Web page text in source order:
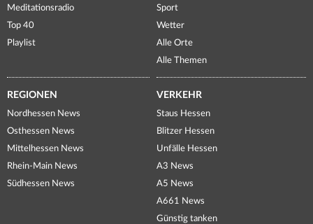
Meditationsradio
Top 40
Playlist
Sport
Wetter
Alle Orte
Alle Themen
REGIONEN
Nordhessen News
Osthessen News
Mittelhessen News
Rhein-Main News
Südhessen News
VERKEHR
Staus Hessen
Blitzer Hessen
Unfälle Hessen
A3 News
A5 News
A661 News
Günstig tanken